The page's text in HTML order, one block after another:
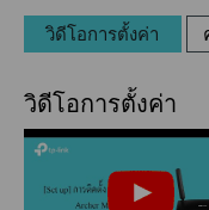
วิดีโอการตั้งค่า
วิดีโอการตั้งค่า